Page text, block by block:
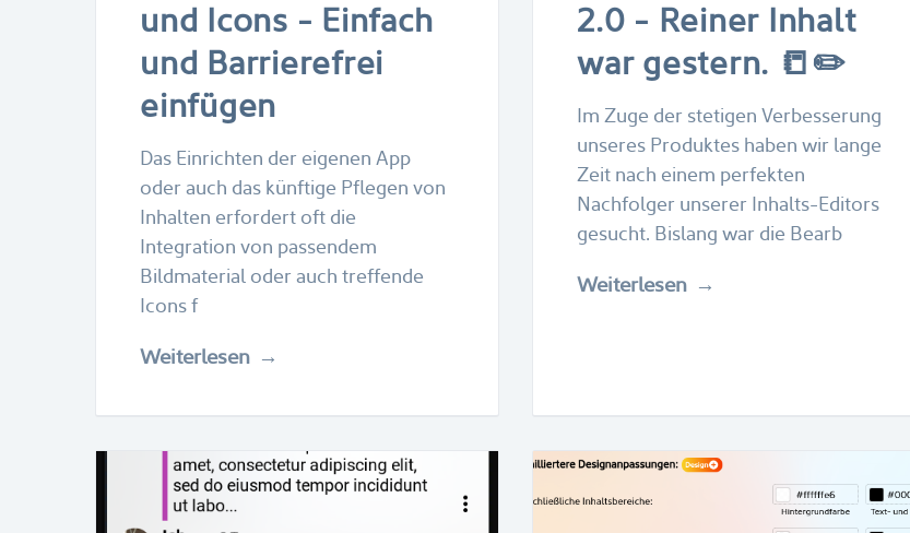
und Icons - Einfach
und Barrierefrei
einfügen
Das Einrichten der eigenen App
oder auch das künftige Pflegen von
Inhalten erfordert oft die
Integration von passendem
Bildmaterial oder auch treffende
Icons f
Weiterlesen
2.0 - Reiner Inhalt
war gestern. 📒✏️
Im Zuge der stetigen Verbesserung
unseres Produktes haben wir lange
Zeit nach einem perfekten
Nachfolger unserer Inhalts-Editors
gesucht. Bislang war die Bearb
Weiterlesen